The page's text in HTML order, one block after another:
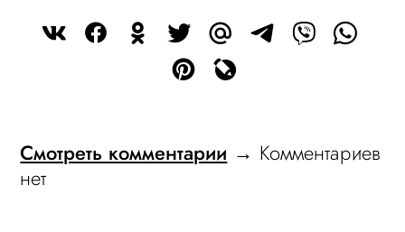
Смотреть комментарии → Комментариев
нет